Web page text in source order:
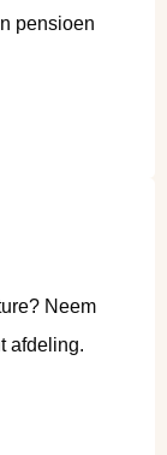
pensioen
Neem
afdeling.